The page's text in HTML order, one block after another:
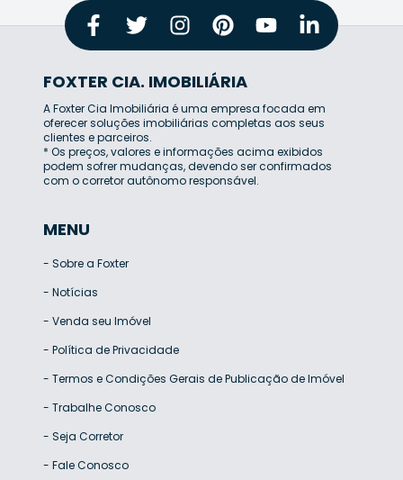
FOXTER CIA. IMOBILIÁRIA
A Foxter Cia Imobiliária é uma empresa focada em
oferecer soluções imobiliárias completas aos seus
clientes e parceiros.
* Os preços, valores e informações acima exibidos
podem sofrer mudanças, devendo ser confirmados
com o corretor autônomo responsável.
MENU
- Sobre a Foxter
- Notícias
- Venda seu Imóvel
- Política de Privacidade
- Termos e Condições Gerais de Publicação de Imóvel
- Trabalhe Conosco
- Seja Corretor
- Fale Conosco